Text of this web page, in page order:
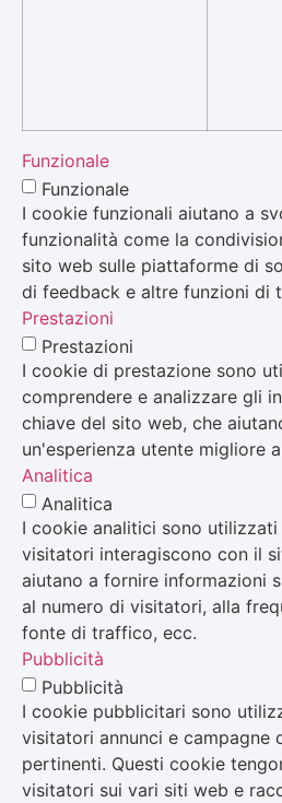
Funzionale
Funzionale
I cookie funzionali aiutano a
funzionalità come la
sito web sulle piattaforme di
di feedback e altre funzioni di
Prestazioni
Prestazioni
I cookie di prestazione sono
comprendere e analizzare gli
chiave del sito web, che
un'esperienza utente migliore
Analitica
Analitica
I cookie analitici sono
visitatori interagiscono con il
aiutano a fornire informazioni
al numero di visitatori, alla
fonte di traffico, ecc.
Pubblicità
Pubblicità
I cookie pubblicitari sono
visitatori annunci e campagne
pertinenti. Questi cookie
visitatori sui vari siti web e